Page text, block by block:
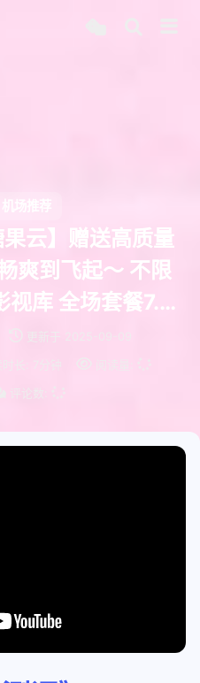
机场推荐
云】赠送高质量
爽到飞起～ 不限
库 全场套餐7.7